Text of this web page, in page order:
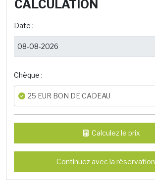
CALCULATION
Date :
Chèque :
25 EUR BON DE CADEAU
Calculez le prix
Continuez avec la réservation